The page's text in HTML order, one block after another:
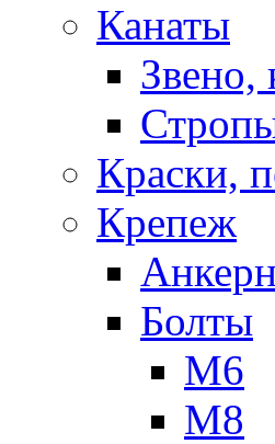
Канаты
Звено,
Краски,
Крепеж
Болты
М6
М8